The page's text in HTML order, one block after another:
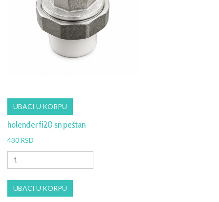
holender fi20 sn peštan
430 RSD